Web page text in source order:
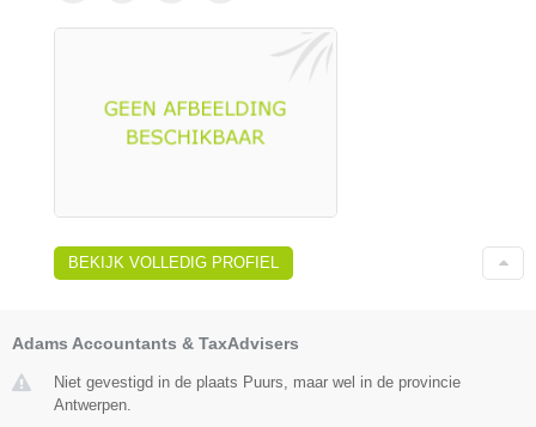
BEKIJK VOLLEDIG PROFIEL
Adams Accountants & TaxAdvisers
Niet gevestigd in de plaats Puurs, maar wel in de provincie
Antwerpen.